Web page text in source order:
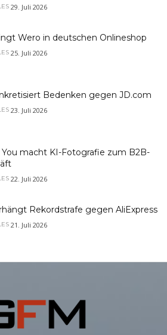
29. Juli 2026
Wero in deutschen Onlineshop
25. Juli 2026
Bedenken gegen JD.com
23. Juli 2026
macht KI-Fotografie zum B2B-
22. Juli 2026
Rekordstrafe gegen AliExpress
21. Juli 2026